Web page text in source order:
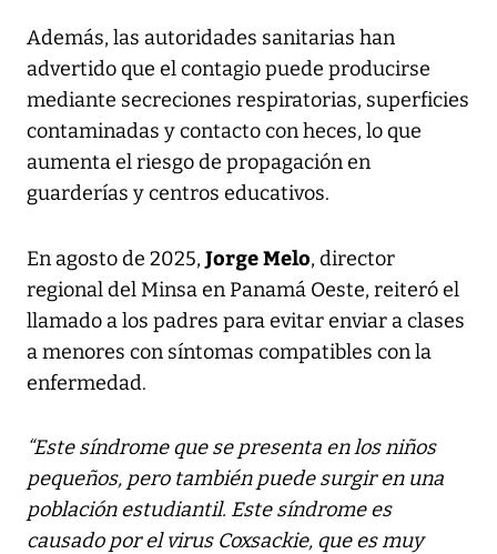
Además, las autoridades sanitarias han
advertido que el contagio puede producirse
mediante secreciones respiratorias, superficies
contaminadas y contacto con heces, lo que
aumenta el riesgo de propagación en
guarderías y centros educativos.
En agosto de 2025, Jorge Melo, director
regional del Minsa en Panamá Oeste, reiteró el
llamado a los padres para evitar enviar a clases
a menores con síntomas compatibles con la
enfermedad.
“Este síndrome que se presenta en los niños
pequeños, pero también puede surgir en una
población estudiantil. Este síndrome es
causado por el virus Coxsackie, que es muy